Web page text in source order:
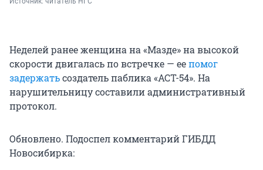
Неделей ранее женщина на «Мазде» на высокой
скорости двигалась по встречке — еепомог
задержатьсоздатель паблика «АСТ-54». На
нарушительницу составили административный
протокол.
Обновлено. Подоспел комментарий ГИБДД
Новосибирка: